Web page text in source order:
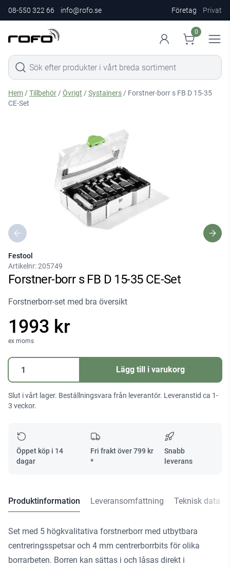
08-550 322 66 info@rofo.se Företag Privat
0
Hem /Tillbehör /Övrigt /Systainers / Forstner-borr s FB D 15-35
CE-Set
Festool
Artikelnr:205749
Forstner-borr s FB D 15-35 CE-Set
Forstnerborr-set med bra översikt
1993 kr
ex moms
Forstner-
FB
CE-
Set
Lägg till i varukorg
Slut i vårt lager. Beställningsvara från leverantör. Leveranstid ca 1-
3 veckor.
Öppet köp i 14
dagar
Fri frakt över799 kr
*
Snabb
leverans
Produktinformation Leveransomfattning Teknisk data
Set med 5 högkvalitativa forstnerborr med utbytbara
centreringsspetsar och 4 mm centrerborrbits för olika
borrarbeten. Borren kan sättas i och låsas direkt i